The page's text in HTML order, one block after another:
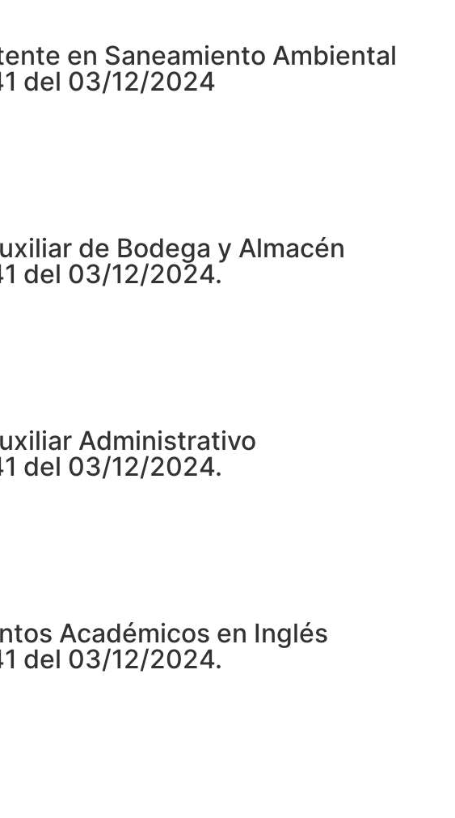
en Saneamiento Ambiental
del 03/12/2024
de Bodega y Almacén
del 03/12/2024.
Administrativo
del 03/12/2024.
Académicos en Inglés
del 03/12/2024.